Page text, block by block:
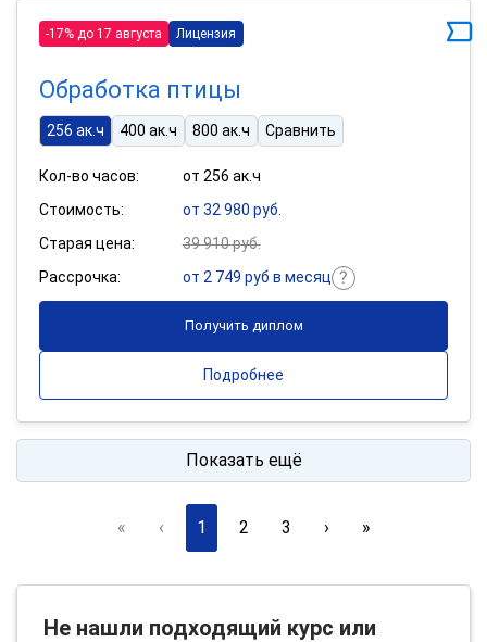
-17% до 17 августа Лицензия
Обработка птицы
256 ак.ч 400 ак.ч 800 ак.ч Сравнить
Кол-во часов:
от 256 ак.ч
Стоимость:
от 32 980 руб.
Старая цена:
39 910 руб.
Рассрочка:
от 2 749 руб в месяц
Получить диплом
Подробнее
Показать ещё
« ‹ 1 2 3 › »
Не нашли подходящий курс или